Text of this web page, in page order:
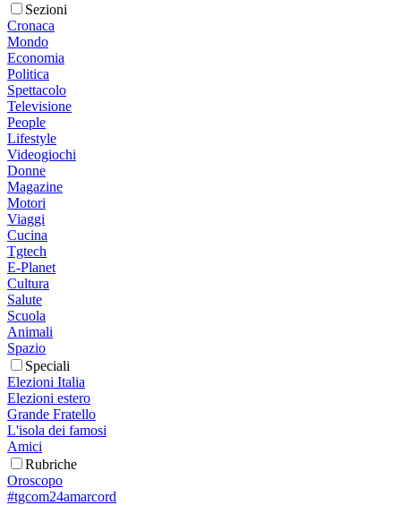
Sezioni
Cronaca
Mondo
Economia
Politica
Spettacolo
Televisione
People
Lifestyle
Videogiochi
Donne
Magazine
Motori
Viaggi
Cucina
Tgtech
E-Planet
Cultura
Salute
Scuola
Animali
Spazio
Speciali
Elezioni Italia
Elezioni estero
Grande Fratello
L'isola dei famosi
Amici
Rubriche
Oroscopo
#tgcom24amarcord